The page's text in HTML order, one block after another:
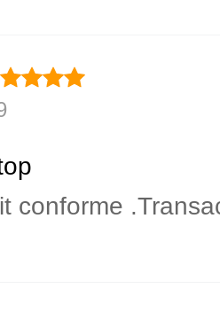
conforme